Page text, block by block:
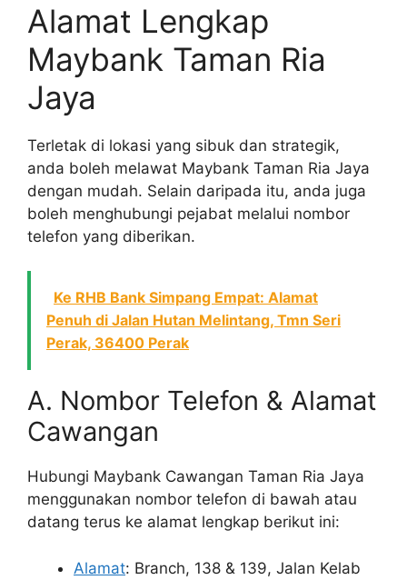
Alamat Lengkap
Maybank Taman Ria
Jaya
Terletak di lokasi yang sibuk dan strategik,
anda boleh melawat Maybank Taman Ria Jaya
dengan mudah. Selain daripada itu, anda juga
boleh menghubungi pejabat melalui nombor
telefon yang diberikan.
Ke RHB Bank Simpang Empat: Alamat
Penuh di Jalan Hutan Melintang, Tmn Seri
Perak, 36400 Perak
A. Nombor Telefon & Alamat
Cawangan
Hubungi Maybank Cawangan Taman Ria Jaya
menggunakan nombor telefon di bawah atau
datang terus ke alamat lengkap berikut ini:
Alamat: Branch, 138 & 139, Jalan Kelab